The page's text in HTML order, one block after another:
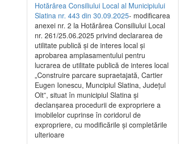
Hotărârea Consiliului Local al Municipiului
Slatina nr. 443 din 30.09.2025- modificarea
anexei nr. 2 la Hotărârea Consiliului Local
nr. 261/25.06.2025 privind declararea de
utilitate publică şi de interes local şi
aprobarea amplasamentului pentru
lucrarea de utilitate publică de interes local
„Construire parcare supraetajată, Cartier
Eugen Ionescu, Muncipiul Slatina, Judeţul
Olt”, situat în municipiul Slatina şi
declanşarea procedurii de expropriere a
imobilelor cuprinse în coridorul de
expropriere, cu modificările şi completările
ulterioare